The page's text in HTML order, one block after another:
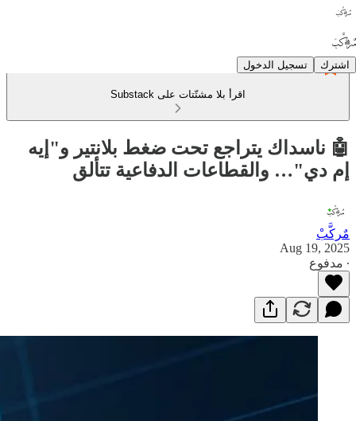
اشترك تسجيل الدخول
اقرأ بلا مشتّتات على Substack
🤖 ناسداك يتراجع تحت ضغط بلانتير و"إيه
إم دي"… والقطاعات الدفاعية تتألق
مٌركَّبْ
Aug 19, 2025
∙ مدفوع